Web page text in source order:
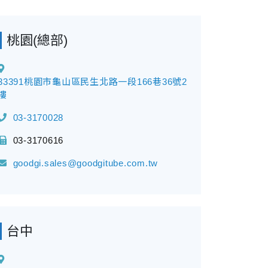
桃園(總部)
桃園市龜山區民生北路一段166巷36號2
03-3170028
03-3170616
goodgi.sales@goodgitube.com.tw
台中